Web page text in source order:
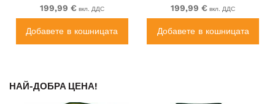
199,99 € вкл. ДДС
Добавете в кошницата
199,99 € вкл. ДДС
Добавете в кошницата
НАЙ-ДОБРА ЦЕНА!